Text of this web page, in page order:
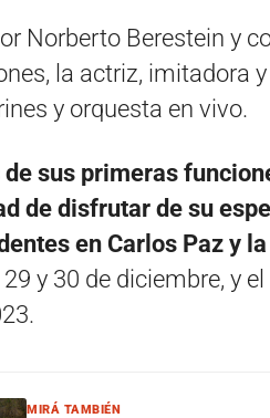
Norberto Berestein y
la actriz, imitadora
y orquesta en vivo.
de sus primeras
de disfrutar de su
en Carlos Paz y
y 30 de diciembre, y
MIRÁ TAMBIÉN